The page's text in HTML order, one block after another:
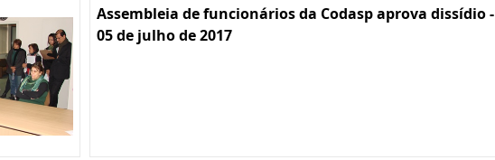
Assembleia de funcionários da Codasp aprova dissídio -
05 de julho de 2017